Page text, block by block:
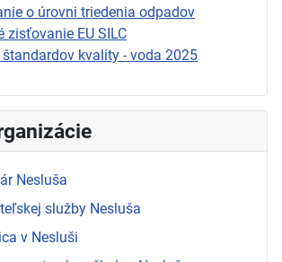
o úrovni triedenia odpadov
zisťovanie EU SILC
štandardov kvality - voda 2025
Nesluša
služby Nesluša
v Nesluši